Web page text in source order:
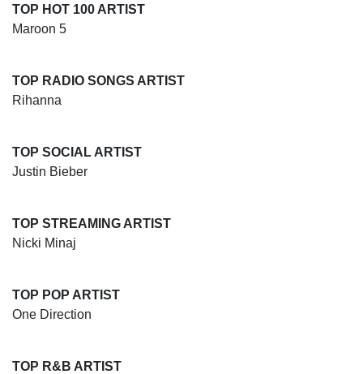
TOP HOT 100 ARTIST
Maroon 5
TOP RADIO SONGS ARTIST
Rihanna
TOP SOCIAL ARTIST
Justin Bieber
TOP STREAMING ARTIST
Nicki Minaj
TOP POP ARTIST
One Direction
TOP R&B ARTIST